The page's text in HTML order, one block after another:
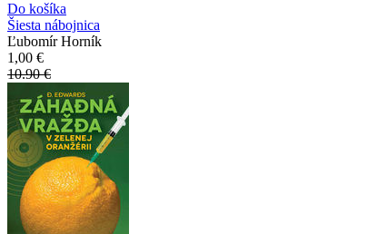
Do košíka
Šiesta nábojnica
Ľubomír Horník
1,00 €
10.90 €